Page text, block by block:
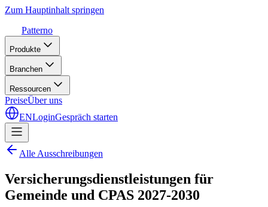
Zum Hauptinhalt springen
Patterno
Produkte
Branchen
Ressourcen
PreiseÜber uns
ENLoginGespräch starten
Alle Ausschreibungen
Versicherungsdienstleistungen für
Gemeinde und CPAS 2027-2030